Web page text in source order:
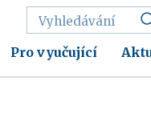
Pro vyučující